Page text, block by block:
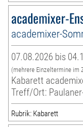
academixer-
academixer-
07.08.2026 bis
(mehrere Einzeltermine im
Kabarett
Treff/Ort:
Rubrik: Kabarett